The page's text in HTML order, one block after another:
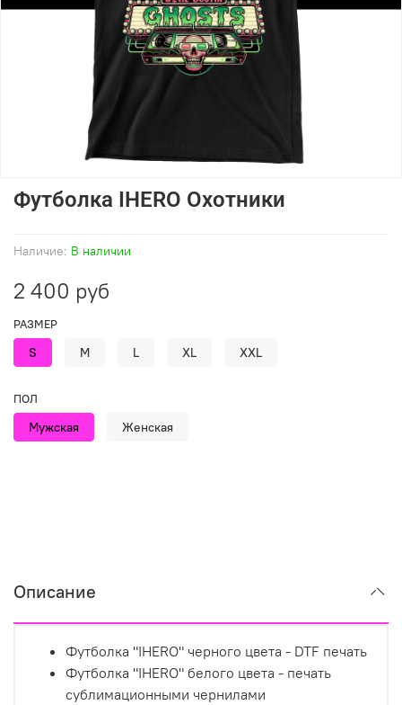
Наличие: В наличии
Футболка IHERO Охотники
2 400 руб
РАЗМЕР
S M L XL XXL
ПОЛ
Мужская Женская
Описание
Футболка "IHERO" черного цвета - DTF печать
Футболка "IHERO" белого цвета - печать
сублимационными чернилами